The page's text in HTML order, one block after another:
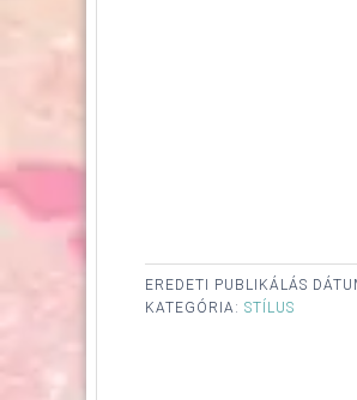
EREDETI PUBLIKÁLÁS
KATEGÓRIA: STÍLUS